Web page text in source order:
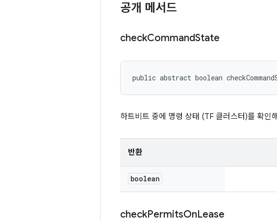
공개 메서드
checkCommandState
public abstract boolean
하트비트 중에 명령 상태 (TF 클러스터)를 확인
반환
boolean
checkPermitsOnLease